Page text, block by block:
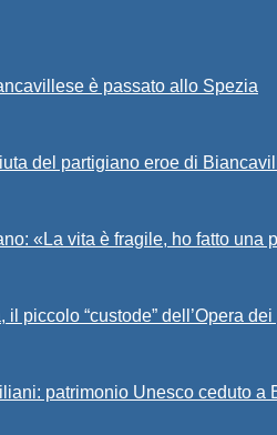
è passato allo Spezia
del partigiano eroe di
«La vita è fragile, ho fatto una
il piccolo “custode” dell’Opera
patrimonio Unesco ceduto a